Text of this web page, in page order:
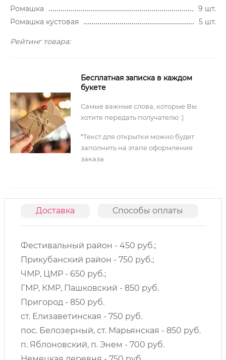
Ромашка
9 шт.
Ромашка кустовая
5 шт.
Рейтинг товара:
Бесплатная записка в каждом
букете
Самые важные слова, которые Вы
хотите передать получателю :)
*Текст для открытки можно будет
заполнить на этапе оформления
заказа
Доставка Способы оплаты
Фестивальный район - 450 руб.;
Прикубанский район - 750 руб.;
ЧМР, ЦМР - 650 руб.;
ГМР, КМР, Пашковский - 850 руб.
Пригород - 850 руб.
ст. Елизаветинская - 750 руб.
пос. Белозерный, ст. Марьянская - 850 руб.
п. Яблоновский, п. Энем - 700 руб.